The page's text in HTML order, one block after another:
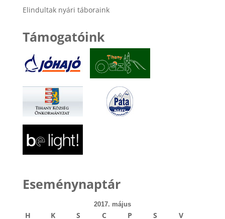
Elindultak nyári táboraink
Támogatóink
Eseménynaptár
2017. május
H K S C P S V